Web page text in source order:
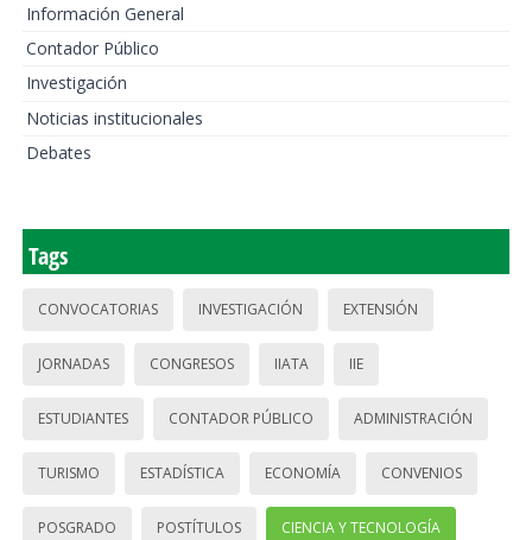
Información General
Contador Público
Investigación
Noticias institucionales
Debates
Tags
CONVOCATORIAS INVESTIGACIÓN EXTENSIÓN
JORNADAS CONGRESOS IIATA IIE
ESTUDIANTES CONTADOR PÚBLICO ADMINISTRACIÓN
TURISMO ESTADÍSTICA ECONOMÍA CONVENIOS
POSGRADO POSTÍTULOS CIENCIA Y TECNOLOGÍA